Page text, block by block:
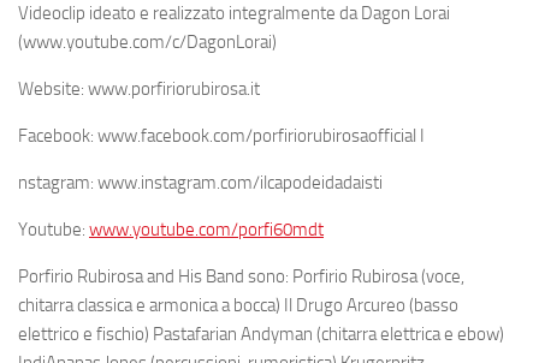
Videoclip ideato e realizzato integralmente da Dagon Lorai
(www.youtube.com/c/DagonLorai)
Website: www.porfiriorubirosa.it
Facebook: www.facebook.com/porfiriorubirosaofficial I
nstagram: www.instagram.com/ilcapodeidadaisti
Youtube: www.youtube.com/porfi60mdt
Porfirio Rubirosa and His Band sono: Porfirio Rubirosa (voce,
chitarra classica e armonica a bocca) Il Drugo Arcureo (basso
elettrico e fischio) Pastafarian Andyman (chitarra elettrica e ebow)